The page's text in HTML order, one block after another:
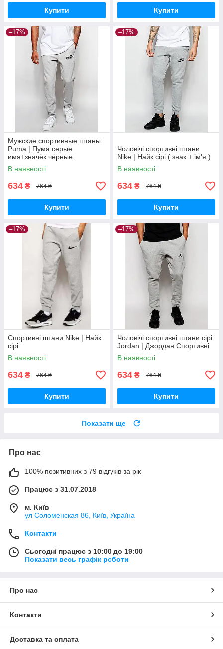
Купити Купити
–17%
Мужские спортивные штаны
Puma | Пума серые
имя+значёк чёрные
В наявності
634 ₴ 764 ₴
Купити
–17%
Чоловічі спортивні штани
Nike | Найк сірі ( знак + ім'я )
В наявності
634 ₴ 764 ₴
Купити
–17%
Спортивні штани Nike | Найк
сірі
В наявності
634 ₴ 764 ₴
Купити
–17%
Чоловічі спортивні штани сірі
Jordan | Джордан Спортивні
В наявності
634 ₴ 764 ₴
Купити
Показати ще
Про нас
100% позитивних з 79 відгуків за рік
Працює з 31.07.2018
м. Київ
ул Соломенская 86, Київ, Україна
Контакти
Сьогодні працює з 10:00 до 19:00
Показати весь графік роботи
Про нас
Контакти
Доставка та оплата